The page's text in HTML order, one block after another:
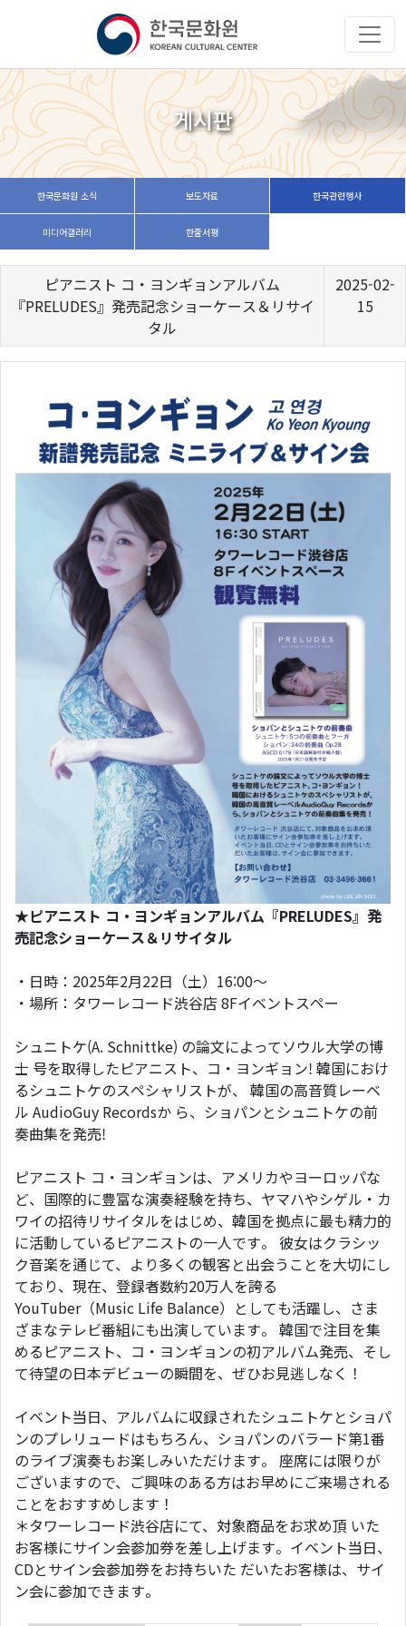
게시판
한국문화원 소식 보도자료 한국관련행사
미디어갤러리 한줄서평
ピアニスト コ・ヨンギョンアルバム
『PRELUDES』発売記念ショーケース＆リサイ
タル
2025-02-
15
★ピアニスト コ・ヨンギョンアルバム『PRELUDES』発
売記念ショーケース＆リサイタル
・日時：2025年2月22日（土）16:00〜
・場所：タワーレコード渋谷店 8Fイベントスペー
シュニトケ(A. Schnittke) の論文によってソウル大学の博
士 号を取得したピアニスト、コ・ヨンギョン! 韓国におけ
るシュニトケのスペシャリストが、 韓国の高音質レーベ
ル AudioGuy Recordsか ら、ショパンとシュニトケの前
奏曲集を発売!
ピアニスト コ・ヨンギョンは、アメリカやヨーロッパな
ど、国際的に豊富な演奏経験を持ち、ヤマハやシゲル・カ
ワイの招待リサイタルをはじめ、韓国を拠点に最も精力的
に活動しているピアニストの一人です。 彼女はクラシッ
ク音楽を通じて、より多くの観客と出会うことを大切にし
ており、現在、登録者数約20万人を誇る
YouTuber（Music Life Balance）としても活躍し、さま
ざまなテレビ番組にも出演しています。 韓国で注目を集
めるピアニスト、コ・ヨンギョンの初アルバム発売、そし
て待望の日本デビューの瞬間を、ぜひお見逃しなく！
イベント当日、アルバムに収録されたシュニトケとショパ
ンのプレリュードはもちろん、ショパンのバラード第1番
のライブ演奏もお楽しみいただけます。 座席には限りが
ございますので、ご興味のある方はお早めにご来場される
ことをおすすめします！
＊タワーレコード渋谷店にて、対象商品をお求め頂 いた
お客様にサイン会参加券を差し上げます。イベント当日、
CDとサイン会参加券をお持ちいた だいたお客様は、サイ
ン会に参加できます。